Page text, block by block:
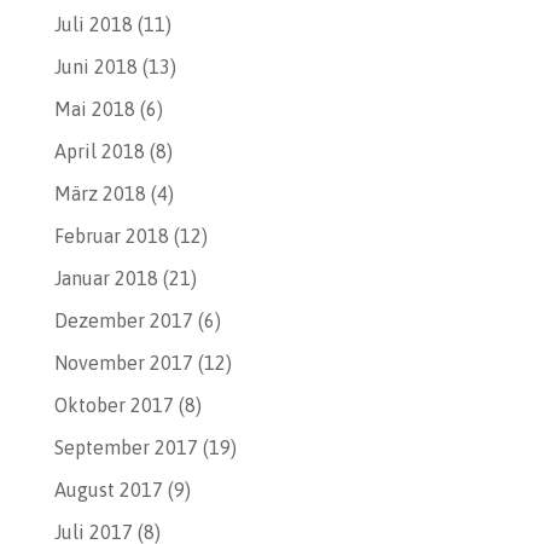
Juli 2018 (11)
Juni 2018 (13)
Mai 2018 (6)
April 2018 (8)
März 2018 (4)
Februar 2018 (12)
Januar 2018 (21)
Dezember 2017 (6)
November 2017 (12)
Oktober 2017 (8)
September 2017 (19)
August 2017 (9)
Juli 2017 (8)